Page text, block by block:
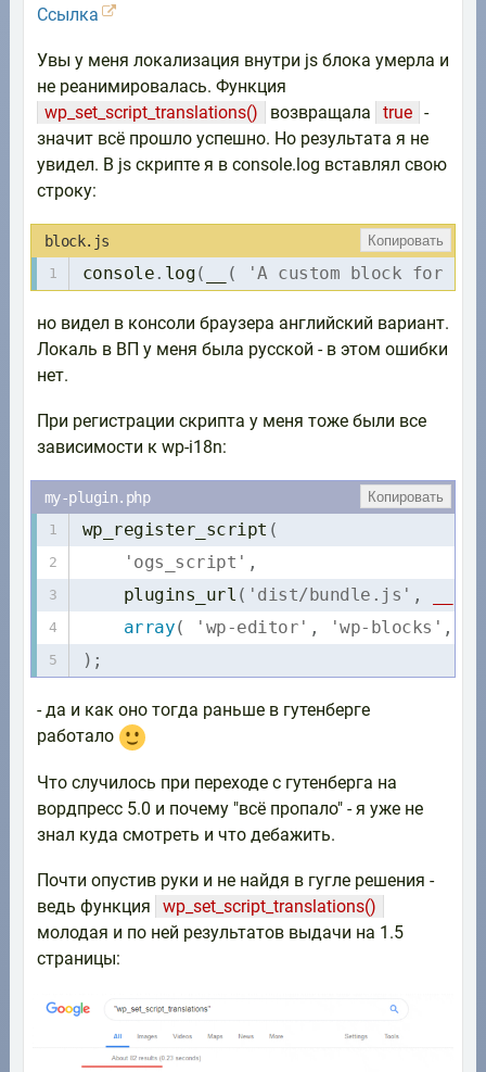
Ссылка
Увы у меня локализация внутри js блока умерла и
не реанимировалась. Функция
wp_set_script_translations()
возвращала true -
значит всё прошло успешно. Но результата я не
увидел. В js скрипте я в console.log вставлял свою
строку:
console. log( ( 'A custom block for
Копировать
но видел в консоли браузера английский вариант.
Локаль в ВП у меня была русской - в этом ошибки
нет.
При регистрации скрипта у меня тоже были все
зависимости к wp-i18n:
wp_register_script (
'ogs_script' ,
plugins_url ( 'dist/bundle.js' ,
array( 'wp-editor' , 'wp-blocks' ,
) ;
Копировать
- да и как оно тогда раньше в гутенберге
работало
Что случилось при переходе с гутенберга на
вордпресс 5.0 и почему "всё пропало" - я уже не
знал куда смотреть и что дебажить.
Почти опустив руки и не найдя в гугле решения -
ведь функция
wp_set_script_translations()
молодая и по ней результатов выдачи на 1.5
страницы: